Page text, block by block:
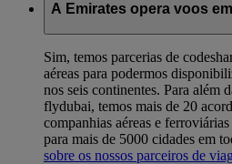
A Emirates opera voos
Sim, temos parcerias de
aéreas para podermos
nos seis continentes. Para além
flydubai, temos mais de 20
companhias aéreas e
para mais de 5000 cidades em
sobre os nossos parceiros de